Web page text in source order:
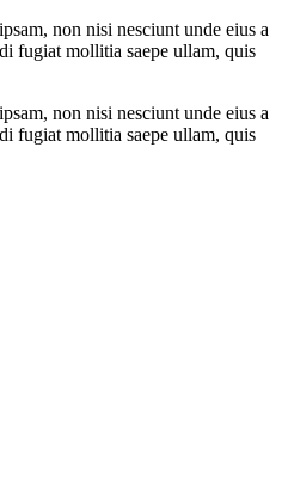
non nisi nesciunt unde eius a
fugiat mollitia saepe ullam, quis
non nisi nesciunt unde eius a
fugiat mollitia saepe ullam, quis